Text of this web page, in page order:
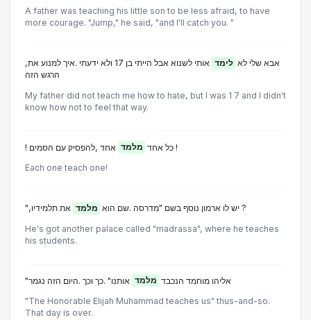
A father was teaching his little son to be less afraid, to have
more courage. "Jump," he said, "and I'll catch you. "
,אבא שלי לא לימד
אותי לשנוא אבל הייתי בן 17 ולא ידעתי .איך למנוע את
הרגש הזה
My father did not teach me how to hate, but I was 1 7 and I didn't
know how not to feel that way.
! כל אחד מלמד
אחד ,להפסיק עם הסמים !
Each one teach one!
",יש לו ארמון נוסף בשם "מדרסה .שם הוא מלמד
את תלמידיו ?
He's got another palace called "madrassa", where he teaches
his students.
"אליהו מוחמד הנכבד מלמד אותנו" .כך וכך .היום הזה נגמר
"The Honorable Elijah Muhammad teaches us" thus-and-so.
That day is over.